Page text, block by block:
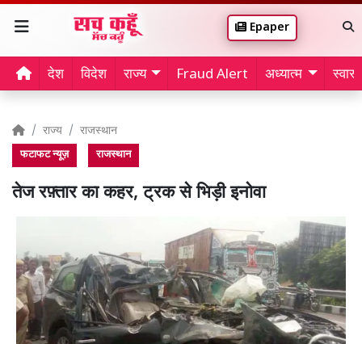
Epaper
देश विदेश राज्य Fraud Alert अध्यात्म
राज्य राजस्थान
फटाफट न्यूज़ राजस्थान
तेज रफ़्तार का कहर, ट्रक से भिड़ी इनोवा